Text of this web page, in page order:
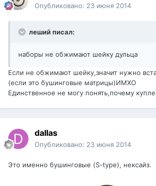
Опубликовано: 23 июня 2014
леший писал:
наборы не обжимают шейку дульца
Если не обжимают шейку,значит нужно
(если это бушинговые матрицы)ИМХО
Единственное не могу понять,почему
dаllаs
Опубликовано: 23 июня 2014
Это именно бушинговые (S-type), нексайз.